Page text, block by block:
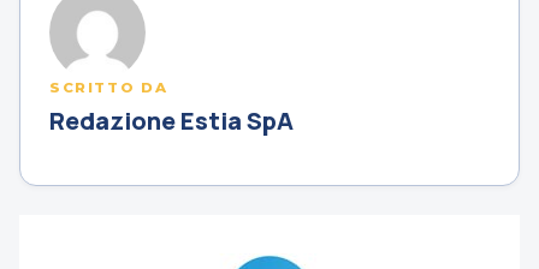
SCRITTO DA
Redazione Estia SpA